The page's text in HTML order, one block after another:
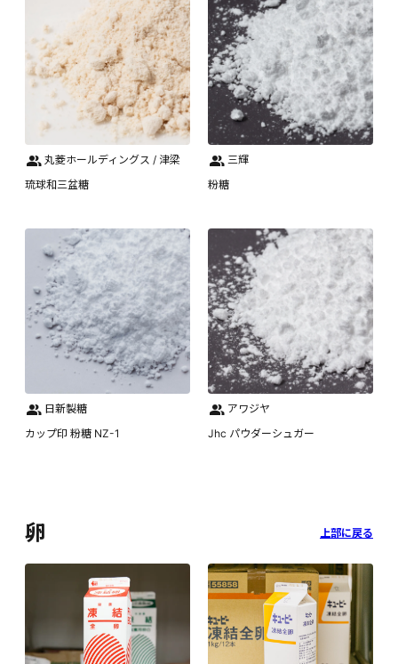
丸菱ホールディングス / 津梁
琉球和三盆糖
三輝
粉糖
日新製糖
カップ印 粉糖 NZ-1
アワジヤ
Jhc パウダーシュガー
卵 上部に戻る